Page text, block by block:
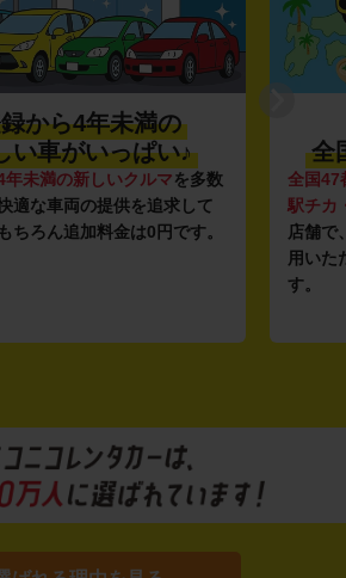
から4年未満の
い車がいっぱい♪
年未満の新しいクルマを多数
適な車両の提供を追求して
ちろん追加料金は0円です。
全
全国47
駅チカ
店舗で
用いた
す。